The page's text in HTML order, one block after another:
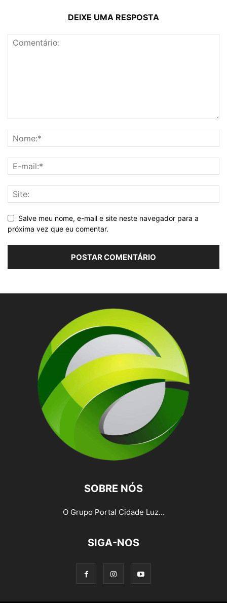
DEIXE UMA RESPOSTA
Salve meu nome, e-mail e site neste navegador para a
próxima vez que eu comentar.
SOBRE NÓS
O Grupo Portal Cidade Luz...
SIGA-NOS